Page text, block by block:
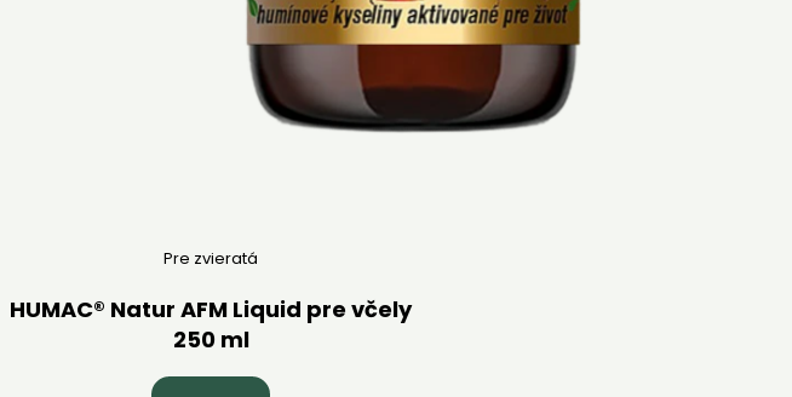
Pre zvieratá
HUMAC® Natur AFM Liquid pre včely
250 ml